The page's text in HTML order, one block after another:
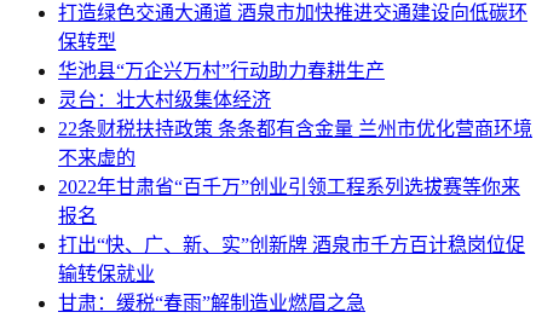
打造绿色交通大通道 酒泉市加快推进交通建设向低碳环
保转型
华池县“万企兴万村”行动助力春耕生产
灵台：壮大村级集体经济
22条财税扶持政策 条条都有含金量 兰州市优化营商环境
不来虚的
2022年甘肃省“百千万”创业引领工程系列选拔赛等你来
报名
打出“快、广、新、实”创新牌 酒泉市千方百计稳岗位促
输转保就业
甘肃：缓税“春雨”解制造业燃眉之急